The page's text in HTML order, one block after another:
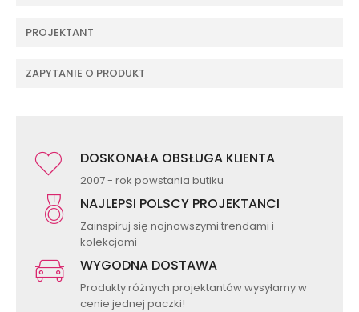
PROJEKTANT
ZAPYTANIE O PRODUKT
DOSKONAŁA OBSŁUGA KLIENTA
2007 - rok powstania butiku
NAJLEPSI POLSCY PROJEKTANCI
Zainspiruj się najnowszymi trendami i
kolekcjami
WYGODNA DOSTAWA
Produkty różnych projektantów wysyłamy w
cenie jednej paczki!